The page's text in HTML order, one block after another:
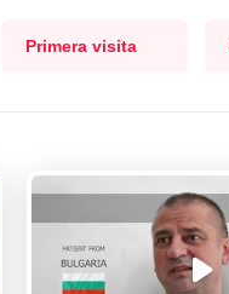
Primera visita